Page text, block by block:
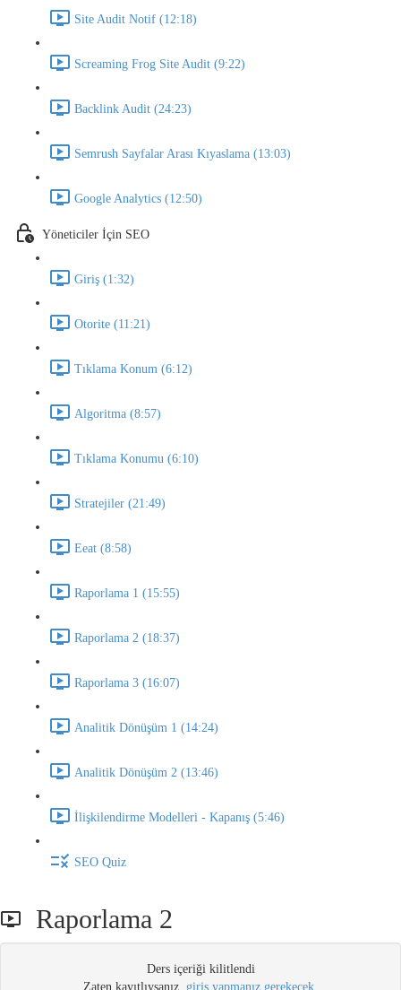
Site Audit Notif (12:18)
Screaming Frog Site Audit (9:22)
Backlink Audit (24:23)
Semrush Sayfalar Arası Kıyaslama (13:03)
Google Analytics (12:50)
Yöneticiler İçin SEO
Giriş (1:32)
Otorite (11:21)
Tıklama Konum (6:12)
Algoritma (8:57)
Tıklama Konumu (6:10)
Stratejiler (21:49)
Eeat (8:58)
Raporlama 1 (15:55)
Raporlama 2 (18:37)
Raporlama 3 (16:07)
Analitik Dönüşüm 1 (14:24)
Analitik Dönüşüm 2 (13:46)
İlişkilendirme Modelleri - Kapanış (5:46)
SEO Quiz
Raporlama 2
Ders içeriği kilitlendi
Zaten kayıtlıysanız, giriş yapmanız gerekecek